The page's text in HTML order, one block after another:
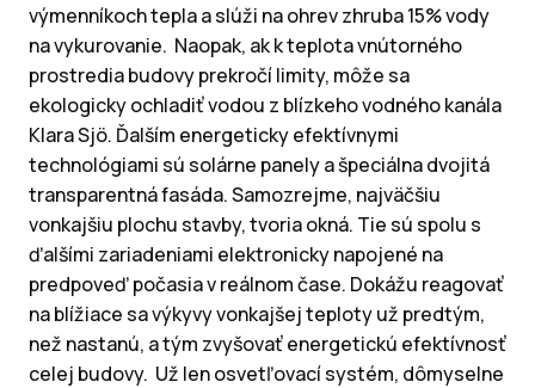
výmenníkoch tepla a slúži na ohrev zhruba 15% vody
na vykurovanie. Naopak, ak k teplota vnútorného
prostredia budovy prekročí limity, môže sa
ekologicky ochladiť vodou z blízkeho vodného kanála
Klara Sjö. Ďalším energeticky efektívnymi
technológiami sú solárne panely a špeciálna dvojitá
transparentná fasáda. Samozrejme, najväčšiu
vonkajšiu plochu stavby, tvoria okná. Tie sú spolu s
ďalšími zariadeniami elektronicky napojené na
predpoveď počasia v reálnom čase. Dokážu reagovať
na blížiace sa výkyvy vonkajšej teploty už predtým,
než nastanú, a tým zvyšovať energetickú efektívnosť
celej budovy. Už len osvetľovací systém, dômyselne